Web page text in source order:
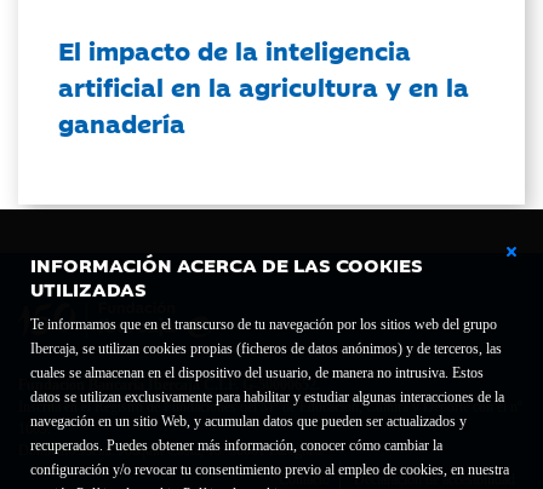
INFORMACIÓN ACERCA DE LAS COOKIES
UTILIZADAS
Te informamos que en el transcurso de tu navegación por los sitios web del grupo
Ibercaja, se utilizan cookies propias (ficheros de datos anónimos) y de terceros, las
cuales se almacenan en el dispositivo del usuario, de manera no intrusiva. Estos
datos se utilizan exclusivamente para habilitar y estudiar algunas interacciones de la
navegación en un sitio Web, y acumulan datos que pueden ser actualizados y
recuperados. Puedes obtener más información, conocer cómo cambiar la
configuración y/o revocar tu consentimiento previo al empleo de cookies, en nuestra
El impacto de la inteligencia
artificial en la agricultura y en la
ganadería
Fundación Bancaria Ibercaja C.I.F. G-50000652.
Inscrita en el Registro de Fundaciones del Mº de Educación, Cultura y Deporte con el nº
1689.
Domicilio social: Joaquín Costa, 13. 50001 Zaragoza.
Contacto
Declaración de accesibilidad